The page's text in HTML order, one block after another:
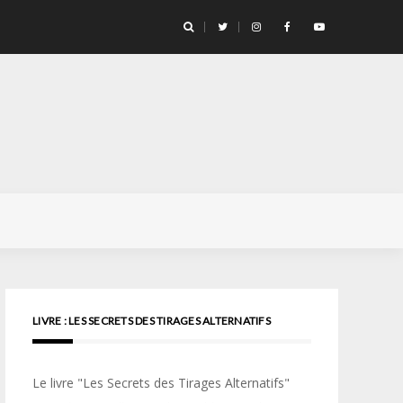
LIVRE : LES SECRETS DES TIRAGES ALTERNATIFS
Le livre "Les Secrets des Tirages Alternatifs"